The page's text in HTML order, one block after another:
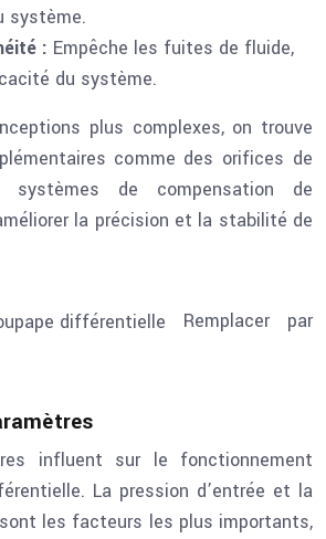
système.
: Empêche les fuites de fluide,
du système.
plus complexes, on trouve
comme des orifices de
de compensation de
la précision et la stabilité de
Remplacer par
influent sur le fonctionnement
La pression d’entrée et la
les facteurs les plus importants,